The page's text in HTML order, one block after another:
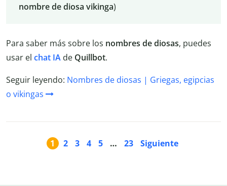
nombre de diosa vikinga)
Para saber más sobre los nombres de diosas, puedes
usar el chat IA de Quillbot.
Seguir leyendo: Nombres de diosas | Griegas, egipcias
o vikingas
1 2 3 4 5 … 23 Siguiente